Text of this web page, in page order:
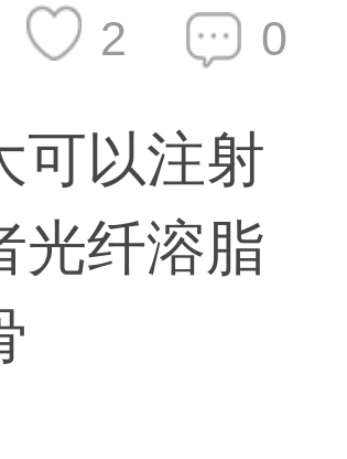
0
2
可以注射
光纤溶脂